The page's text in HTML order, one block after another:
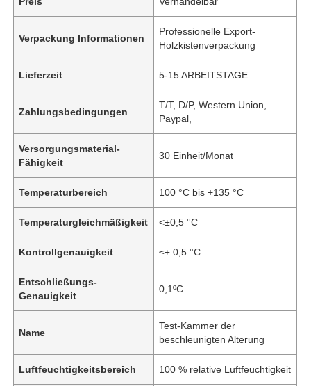
Verpackung Informationen
Professionelle Export-
Holzkistenverpackung
Lieferzeit 5-15 ARBEITSTAGE
Zahlungsbedingungen
T/T, D/P, Western Union,
Paypal,
Versorgungsmaterial-
Fähigkeit
30 Einheit/Monat
Temperaturbereich 100 °C bis +135 °C
Temperaturgleichmäßigkeit <±0,5 °C
Kontrollgenauigkeit ≤± 0,5 °C
Entschließungs-
Genauigkeit
0,1ºC
Name
Test-Kammer der
beschleunigten Alterung
Luftfeuchtigkeitsbereich 100 % relative Luftfeuchtigkeit